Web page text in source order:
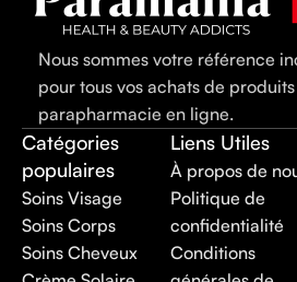
Nous sommes votre référence
pour tous vos achats de
parapharmacie en ligne.
Catégories
populaires
Soins Visage
Soins Corps
Soins Cheveux
Liens Utiles
À propos de
Politique de
confidentialité
Conditions